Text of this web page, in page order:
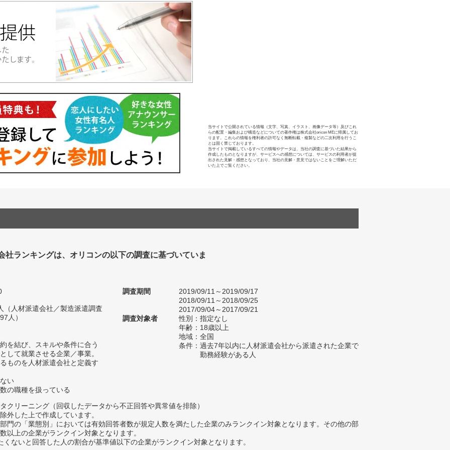
当サイトで公開されている情報（文字、写真、イラスト、画像データ等）及びこれ
らの配置・編集および構造などについての著作権は株式会社oricon MEに帰属してお
ります。これらの情報を権利者の許可なく無断転載・複製などの二次利用を行うこ
とは固く禁じております。
当サイトで掲載しているすべての情報やデータは、当社の調査に基づいた結果から
作成したものとなりますが、サービスへの感想については、サービスの利用者が提
出された見解・感想となっており、当社の見解・意見ではないことをご理解いただ
いた上でご覧ください。
社ランキングは、オリコンの以下の調査に基づいていま
（人材派遣会社／製造派遣調査
人）
を結び、スキルや条件に合う
して就業させる企業／事業。
ものを人材派遣会社と定義す
い
の職種を扱っている
調査期間
2019/09/11～2019/09/17
2018/09/11～2018/09/25
2017/09/04～2017/09/21
調査対象者
性別：指定なし
年齢：18歳以上
地域：全国
条件：過去7年以内に人材派遣会社から派遣された企業で
勤務経験がある人
リーニング（回収したデータから不正回答や異常値を排除）
した上で作成しています。
門の「業態別」においては有効回答者数が規定人数を満たした企業のみランクイン対象となります。その他の部
以上の企業がランクイン対象となります。
ないと回答した人の割合が基準値以下の企業がランクイン対象となります。